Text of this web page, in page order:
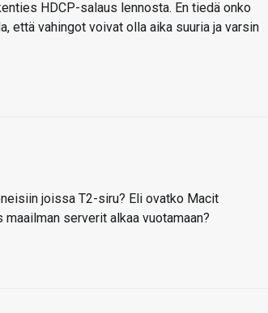
HDCP-salaus lennosta. En tiedä onko
että vahingot voivat olla aika suuria ja varsin
joissa T2-siru? Eli ovatko Macit
serverit alkaa vuotamaan?